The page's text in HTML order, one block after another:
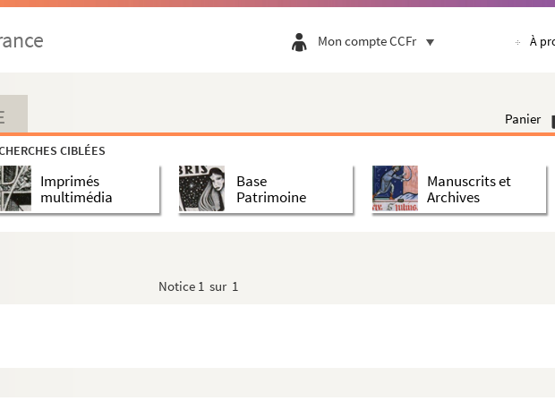
Mon compte CCFr À
Panier
CIBLÉES
Imprimés
multimédia
Base
Patrimoine
Manuscrits et
Archives
Notice 1 sur 1